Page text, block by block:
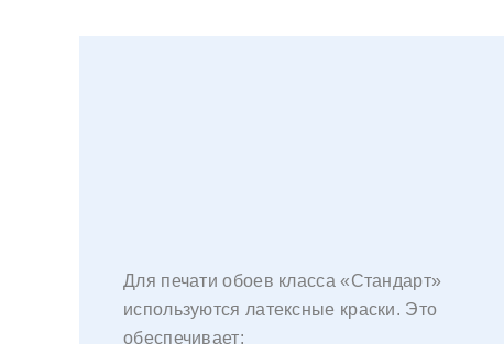
Для печати обоев класса «Стандарт»
используются латексные краски. Это
обеспечивает: